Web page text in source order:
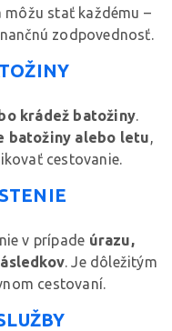
môžu stať každému –
zodpovednosť.
krádež batožiny.
batožiny alebo letu,
cestovanie.
v prípade úrazu,
. Je dôležitým
cestovaní.